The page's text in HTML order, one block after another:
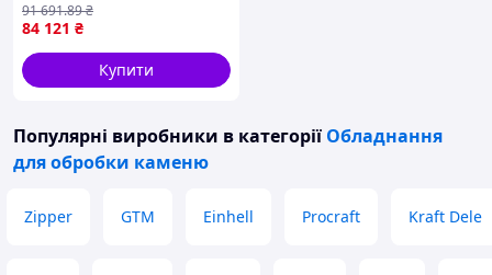
різання каменю плитки під
кутом
84 121 ₴
91 691.89₴
Купити
Популярні виробники в категорії Обладнання
для обробки каменю
Zipper GTM Einhell Procraft Kraft Dele